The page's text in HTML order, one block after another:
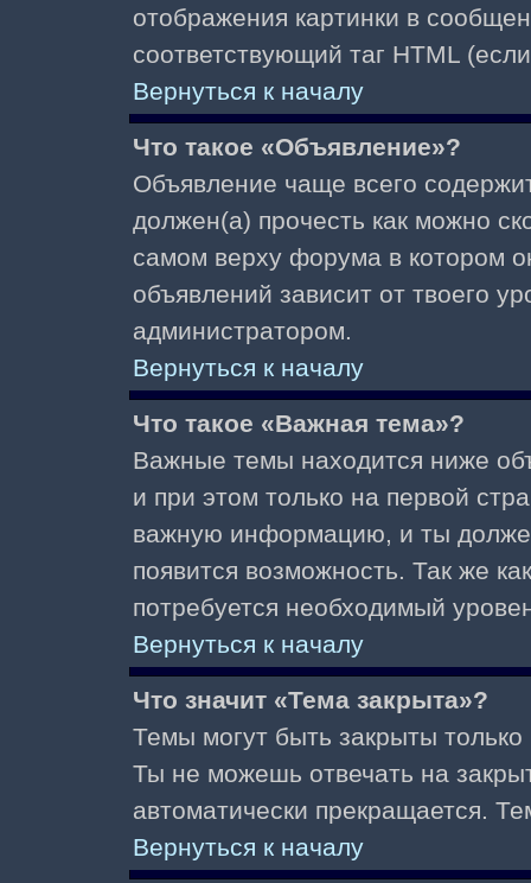
отображения картинки в
соответствующий таг HTML
Вернуться к началу
Что такое «Объявление»?
Объявление чаще всего
должен(а) прочесть как можно
самом верху форума в котором
объявлений зависит от твоего
администратором.
Вернуться к началу
Что такое «Важная тема»?
Важные темы находится ниже
и при этом только на первой
важную информацию, и ты
появится возможность. Так же
потребуется необходимый
Вернуться к началу
Что значит «Тема закрыта»?
Темы могут быть закрыты
Ты не можешь отвечать на
автоматически прекращается.
Вернуться к началу